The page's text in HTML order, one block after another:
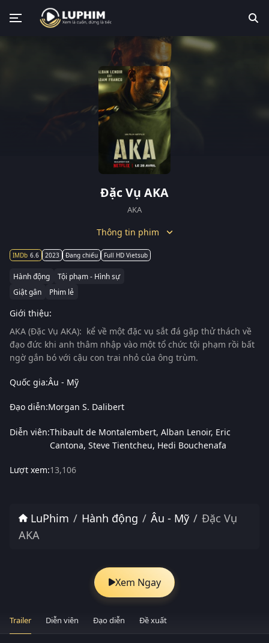
Đặc Vụ AKA
AKA
Thông tin phim
6.6 2023 Đang chiếu Full HD Vietsub
Hành động
Tội phạm - Hình sự
Giật gân
Phim lẻ
Giới thiệu:
AKA (Đặc Vụ AKA): kể về một đặc vụ sắt đá gặp thử thách về
đạo đức khi anh thâm nhập vào một tổ chức tội phạm rồi bất
ngờ gắn bó với cậu con trai nhỏ của ông trùm.
Quốc gia:Âu - Mỹ
Đạo diễn:Morgan S. Dalibert
Diễn viên:Thibault de Montalembert Alban Lenoir Eric
Cantona Steve Tientcheu Hedi Bouchenafa
Lượt xem:13,106
LuPhim Hành động Âu - Mỹ
Đặc Vụ
AKA
Xem Ngay
Trailer Diễn viên Đạo diễn Đề xuất